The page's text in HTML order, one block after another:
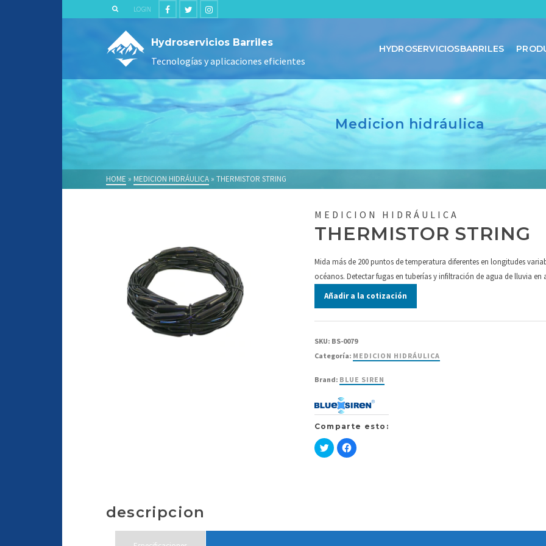
LOGIN
Hydroservicios Barriles
Tecnologías y aplicaciones eficientes
HYDROSERVICIOSBARRILES
Medicion hidráulica
HOME » MEDICION HIDRÁULICA » THERMISTOR STRING
MEDICION HIDRÁULICA
THERMISTOR STRING
Mida más de 200 puntos de temperatura diferentes en longitudes
océanos. Detectar fugas en tuberías y infiltración de agua de lluvia en
Añadir a la cotización
SKU: BS-0079
Categoría: MEDICION HIDRÁULICA
Brand: BLUE SIREN
Comparte esto:
Haz
clic
para
Haz
clic
descripcion